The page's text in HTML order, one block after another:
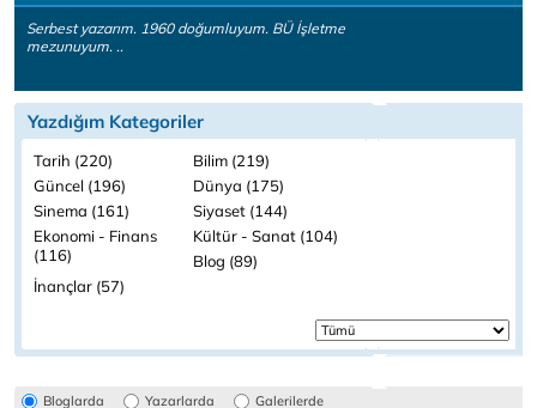
Serbest yazarım. 1960 doğumluyum. BÜ İşletme
mezunuyum. ..
Yazdığım Kategoriler
Tarih (220)
Bilim (219)
Güncel (196)
Dünya (175)
Sinema (161)
Siyaset (144)
Ekonomi - Finans
(116)
Kültür - Sanat (104)
Blog (89)
İnançlar (57)
Bloglarda Yazarlarda Galerilerde